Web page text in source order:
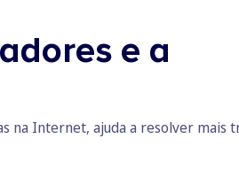
e a
na Internet, ajuda a resolver mais